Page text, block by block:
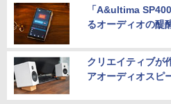
「A&ultima
るオーディオの醍
クリエイティブが
アオーディオスピ